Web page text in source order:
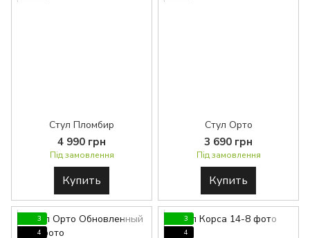
Стул Пломбир
4 990 грн
Під замовлення
Купить
Стул Орто
3 690 грн
Під замовлення
Купить
3
4
3
4